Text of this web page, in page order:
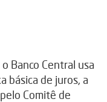
Banco Central usa
básica de juros, a
Comitê de